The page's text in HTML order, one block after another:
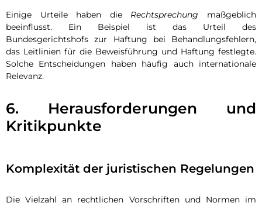
Einige Urteile haben die Rechtsprechung maßgeblich
beeinflusst. Ein Beispiel ist das Urteil des
Bundesgerichtshofs zur Haftung bei Behandlungsfehlern,
das Leitlinien für die Beweisführung und Haftung festlegte.
Solche Entscheidungen haben häufig auch internationale
Relevanz.
6. Herausforderungen und
Kritikpunkte
Komplexität der juristischen Regelungen
Die Vielzahl an rechtlichen Vorschriften und Normen im